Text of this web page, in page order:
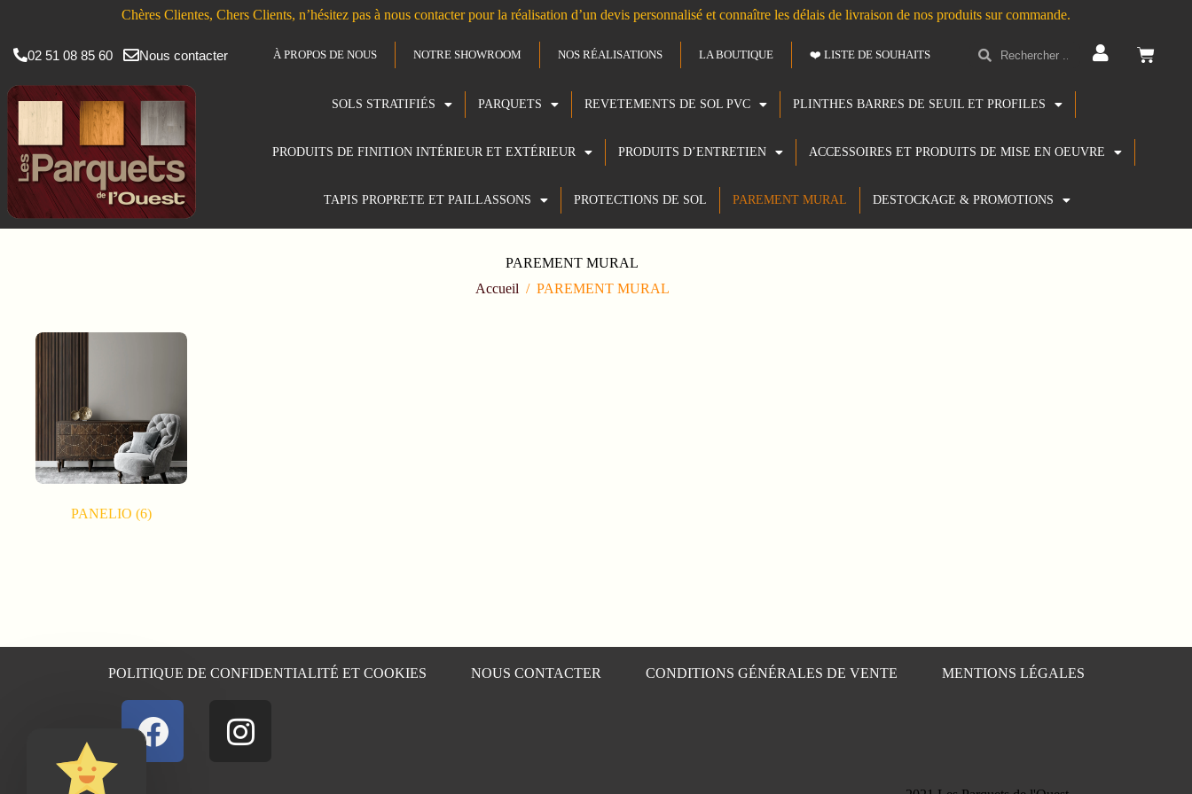
Chères Clientes, Chers Clients, n’hésitez pas à nous contacter pour la réalisation d’un devis personnalisé et connaître les délais de livraison de nos produits sur commande.
02 51 08 85 60 Nous contacter À PROPOS DE NOUS NOTRE SHOWROOM NOS RÉALISATIONS LA BOUTIQUE ❤️ LISTE DE SOUHAITS
SOLS STRATIFIÉS PARQUETS REVETEMENTS DE SOL PVC PLINTHES BARRES DE SEUIL ET PROFILES
PRODUITS DE FINITION INTÉRIEUR ET EXTÉRIEUR PRODUITS D’ENTRETIEN ACCESSOIRES ET PRODUITS DE MISE EN OEUVRE
TAPIS PROPRETE ET PAILLASSONS PROTECTIONS DE SOL PAREMENT MURAL DESTOCKAGE & PROMOTIONS
PAREMENT MURAL
Accueil / PAREMENT MURAL
PANELIO (6)
POLITIQUE DE CONFIDENTIALITÉ ET COOKIES NOUS CONTACTER CONDITIONS GÉNÉRALES DE VENTE MENTIONS LÉGALES